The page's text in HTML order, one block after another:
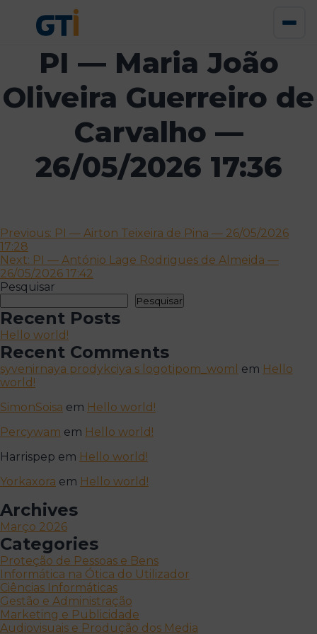
PI — Maria João
Oliveira Guerreiro de
Carvalho —
26/05/2026 17:36
Navegação
de
artigos
Previous: PI — Airton Teixeira de Pina — 26/05/2026
17:28
Next: PI — António Lage Rodrigues de Almeida —
26/05/2026 17:42
Pesquisar
Pesquisar
Recent Posts
Hello world!
Recent Comments
syvenirnaya prodykciya s logotipom_woml em Hello
world!
SimonSoisa em Hello world!
Percywam em Hello world!
Harrispep em Hello world!
Yorkaxora em Hello world!
Archives
Março 2026
Categories
Proteção de Pessoas e Bens
Informática na Ótica do Utilizador
Ciências Informáticas
Gestão e Administração
Marketing e Publicidade
Audiovisuais e Produção dos Media